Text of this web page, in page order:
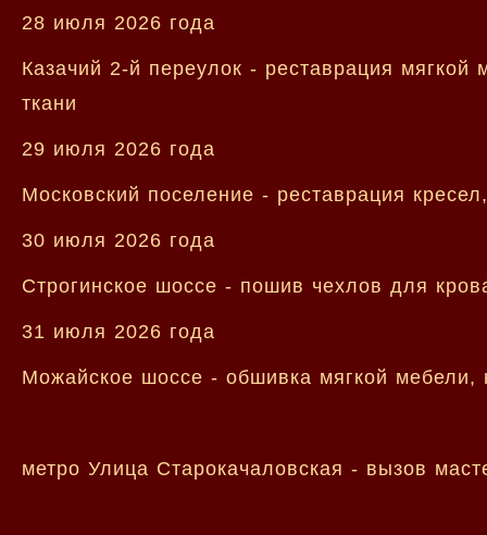
28 июля 2026 года
Казачий 2-й переулок - реставрация
ткани
29 июля 2026 года
Московский поселение - реставрация
30 июля 2026 года
Строгинское шоссе - пошив чехлов для
31 июля 2026 года
Можайское шоссе - обшивка мягкой мебели,
метро Улица Старокачаловская - вызов